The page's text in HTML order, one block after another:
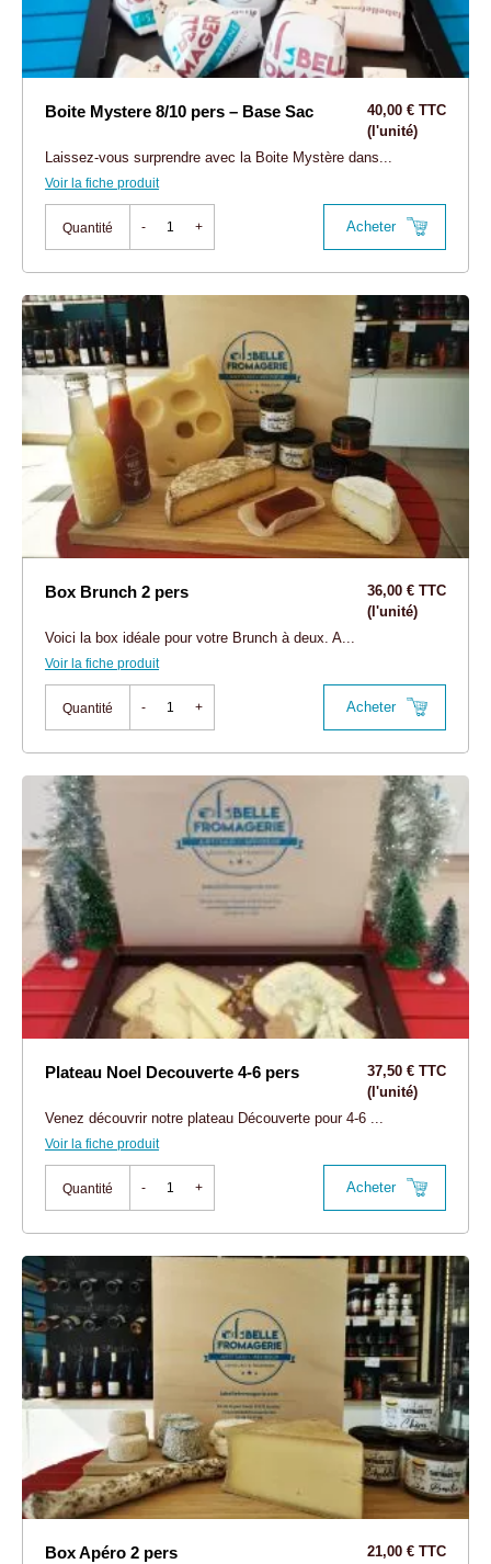
Boite Mystere 8/10 pers – Base Sac
40,00 € TTC
(l'unité)
Laissez-vous surprendre avec la Boite Mystère dans...
Voir la fiche produit
Quantité - + Acheter
Box Brunch 2 pers
36,00 € TTC
(l'unité)
Voici la box idéale pour votre Brunch à deux. A...
Voir la fiche produit
Quantité - + Acheter
Plateau Noel Decouverte 4-6 pers
37,50 € TTC
(l'unité)
Venez découvrir notre plateau Découverte pour 4-6 ...
Voir la fiche produit
Quantité - + Acheter
Box Apéro 2 pers
21,00 € TTC